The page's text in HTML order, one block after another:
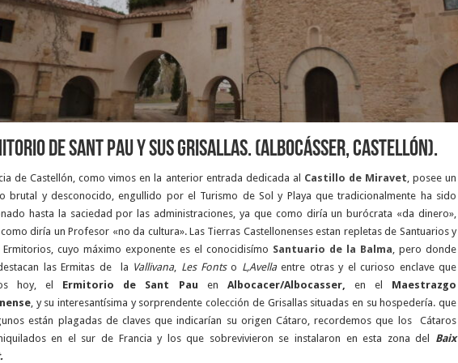
de Sant Pau y sus Grisallas. (Albocásser, Castellón).
de Castellón, como vimos en la anterior entrada dedicada al Castillo de Miravet, posee un
brutal y desconocido, engullido por el Turismo de Sol y Playa que tradicionalmente ha sido
hasta la saciedad por las administraciones, ya que como diría un burócrata «da dinero»,
diría un Profesor «no da cultura». Las Tierras Castellonenses estan repletas de Santuarios y
Ermitorios, cuyo máximo exponente es el conocidisímo Santuario de la Balma, pero donde
las Ermitas de la Vallivana, Les Fontso L,Avellaentre otras y el curioso enclave que
hoy, el
Ermitorio de Sant Pau en Albocacer/Albocasser, en el Maestrazgo
, y su interesantísima y sorprendente colección de Grisallas situadas en su hospedería. que
están plagadas de claves que indicarían su origen Cátaro, recordemos que los Cátaros
en el sur de Francia y los que sobrevivieron se instalaron en esta zona del
Baix